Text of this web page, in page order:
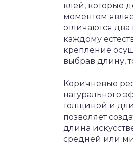
клей, которые
моментом
отличаются
каждому
крепление
выбрав длину,
Коричневые
натурального
толщиной и
позволяет
длина
средней или